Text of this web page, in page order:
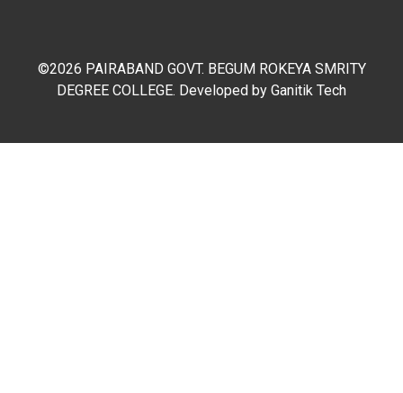
©2026 PAIRABAND GOVT. BEGUM ROKEYA SMRITY
DEGREE COLLEGE. Developed by Ganitik Tech